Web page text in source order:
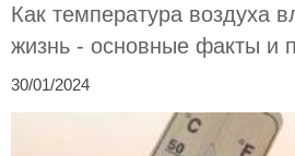
Как температура воздуха
жизнь - основные факты и
30/01/2024